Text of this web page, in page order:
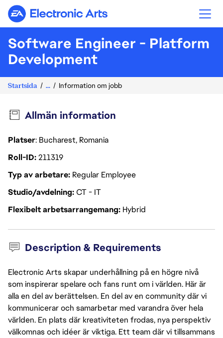
Electronic Arts
Software Engineer - Platform
Development
Startsida ... Information om jobb
Allmän information
Platser: Bucharest, Romania
Roll-ID211319
Typ av arbetare Regular Employee
Studio/avdelningCT - IT
Flexibelt arbetsarrangemang Hybrid
Description & Requirements
Electronic Arts skapar underhållning på en högre nivå
som inspirerar spelare och fans runt om i världen. Här är
alla en del av berättelsen. En del av en community där vi
kommunicerar och samarbetar med varandra över hela
världen. En plats där kreativiteten frodas, nya perspektiv
välkomnas och idéer är viktiga. Ett team där vi tillsammans